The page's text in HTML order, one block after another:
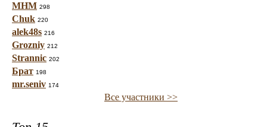
МНМ 298
Chuk 220
alek48s 216
Grozniy 212
Strannic 202
Брат 198
mr.seniv 174
Все участники >>